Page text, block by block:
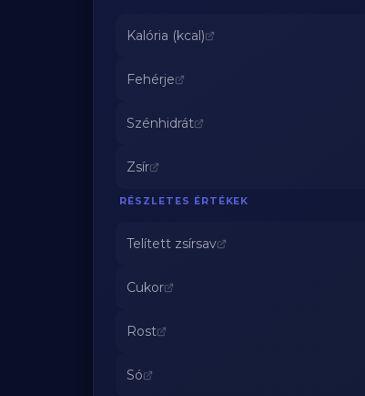
Kalória (kcal)
Fehérje
Szénhidrát
Zsír
RÉSZLETES ÉRTÉKEK
Telített zsírsav
Cukor
Rost
Só